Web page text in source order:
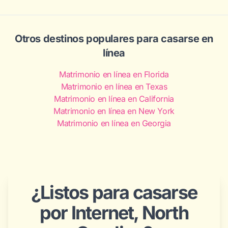
ceremonia de playa en los Outer Banks en Nags
Head, Duck o Corolla; una celebración en las Blue
Valley; o una recepción con barbacoa en
Lexington — sin presión de papeleo legal, porque
ya están casados.
Otros destinos populares para casarse en
línea
Matrimonio en línea en Florida
Matrimonio en línea en Texas
Matrimonio en línea en California
Matrimonio en línea en New York
Matrimonio en línea en Georgia
¿Listos para casarse
por Internet, North